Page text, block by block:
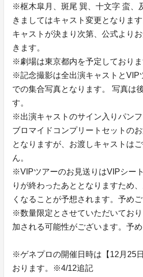
※枢木皐月、斑尾 巽、十文字 蛮、
きましてはキャスト変更となります
キャストが決まり次第、公式より
きます。
※劇場は東京都内を予定しておりま
※記念撮影は全出演キャストとVIP
での集合写真となります。 写真は
す。
※出演キャストのサイン入りパン
ブロマイドコンプリートセットの
となりますが、お渡しキャストは
ん。
※VIPツアーのお見送りはVIPシー
りが終わったあととなりますため
くなることが予想されます。予めご
※数量限定とさせていただいてお
加される可能性がございます。予め
※ゲネプロの開催日時は【12月25
おります。※4/12追記